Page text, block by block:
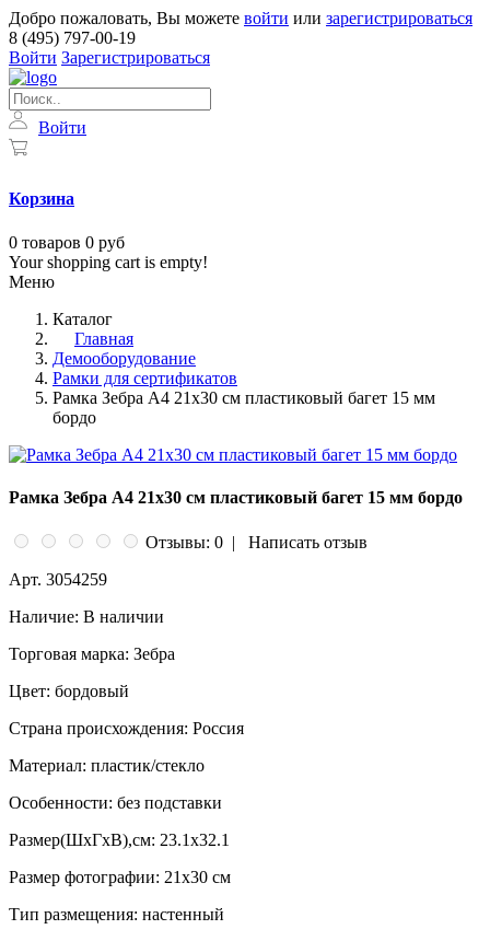
Добро пожаловать, Вы можете войти или зарегистрироваться
8 (495) 797-00-19
Войти Зарегистрироваться
Войти
Корзина
0 товаров 0 руб
Your shopping cart is empty!
Меню
Каталог
Главная
Демооборудование
Рамки для сертификатов
Рамка Зебра А4 21х30 см пластиковый багет 15 мм
бордо
Рамка Зебра А4 21х30 см пластиковый багет 15 мм бордо
Отзывы: 0 |
Написать отзыв
Арт. 3054259
Наличие: В наличии
Торговая марка: Зебра
Цвет: бордовый
Страна происхождения: Россия
Материал: пластик/стекло
Особенности: без подставки
Размер(ШxГxВ),см: 23.1x32.1
Размер фотографии: 21x30 см
Тип размещения: настенный